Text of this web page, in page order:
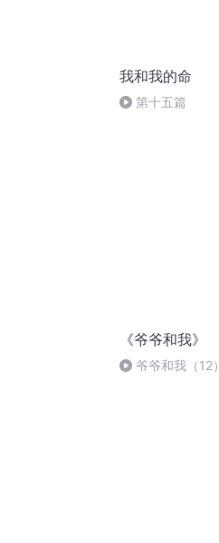
我和我的命
第十五篇
《爷爷和我》
爷爷和我（12）